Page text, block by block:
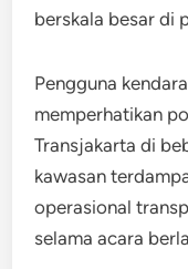
berskala besar di
Pengguna
memperhatikan
Transjakarta di
kawasan
operasional
selama acara